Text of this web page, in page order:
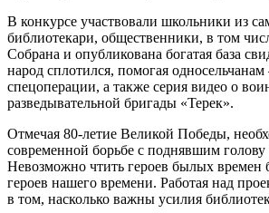
В конкурсе участвовали школьники из
библиотекари, общественники, в том
Собрана и опубликована богатая база
народ сплотился, помогая
спецоперации, а также серия видео о
разведывательной бригады «Терек».
Отмечая 80-летие Великой Победы,
современной борьбе с поднявшим
Невозможно чтить героев былых времен
героев нашего времени. Работая над
в том, насколько важны усилия